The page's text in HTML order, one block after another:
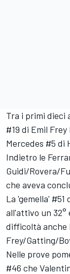
Tra i primi dieci
#19 di Emil
Mercedes #5 di
Indietro le
Guidi/Rovera/
che aveva
La 'gemella'
all'attivo un 32°
difficoltà anche
Frey/Gatting/
Nelle prove
#46 che